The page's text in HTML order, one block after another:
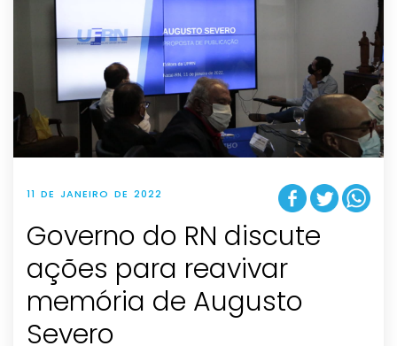
11 DE JANEIRO DE 2022
Governo do RN discute
ações para reavivar
memória de Augusto
Severo